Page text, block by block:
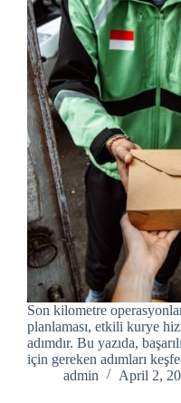
Son kilometre
planlaması, etkili kurye
adımdır. Bu yazıda,
için gereken adımları
admin
April 2,